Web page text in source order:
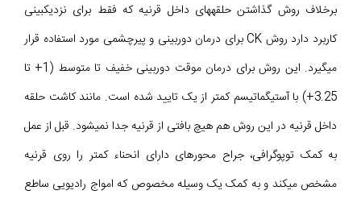
برخلاف روش گذاشتن حلقههای داخل قرنیه که فقط برای نزدیکبینی
کاربرد دارد روش CK برای درمان دوربینی و پیرچشمی مورد استفاده قرار
میگیرد. این روش برای درمان موقت دوربینی خفیف تا متوسط (1+ تا
3.25+) با آستیگماتیسم کمتر از یک تایید شده است. مانند کاشت حلقه
داخل قرنیه در این روش هم هیچ بافتی از قرنیه جدا نمی‎شود. قبل از عمل
به کمک توپوگرافی، جراح محورهای دارای انحناء کمتر را روی قرنیه
مشخص میکند و به کمک یک وسیله مخصوص که امواج رادیویی ساطع